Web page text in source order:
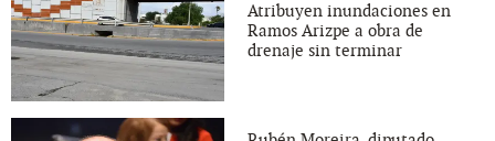
Atribuyen inundaciones en
Ramos Arizpe a obra de
drenaje sin terminar